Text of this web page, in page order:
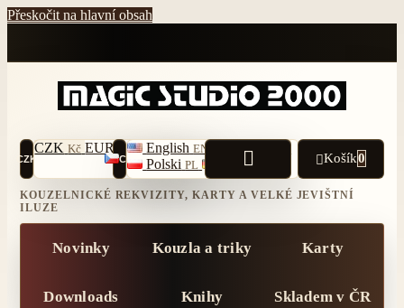
Přeskočit na hlavní obsah
KOUZELNICKÉ REKVIZITY, KARTY A VELKÉ JEVIŠTNÍ
ILUZE
Novinky Kouzla a triky Karty
Downloads Knihy Skladem v ČR
CZK
CZK Kč EUR USD $
CS
English EN Čeština
Polski PL Deutsch
 Košík0